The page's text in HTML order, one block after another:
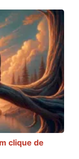
clique de